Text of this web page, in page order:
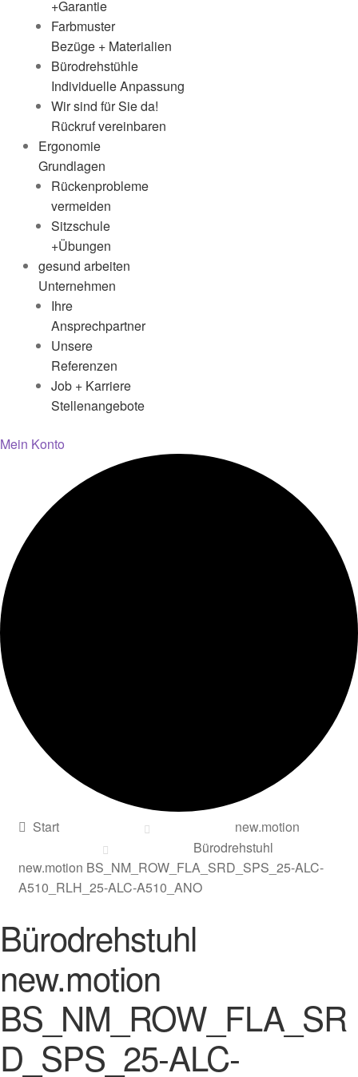
+Garantie
Farbmuster
Bezüge + Materialien
Bürodrehstühle
Individuelle Anpassung
Wir sind für Sie da!
Rückruf vereinbaren
Ergonomie
Grundlagen
Rückenprobleme
vermeiden
Sitzschule
+Übungen
gesund arbeiten
Unternehmen
Ihre
Ansprechpartner
Unsere
Referenzen
Job + Karriere
Stellenangebote
Mein Konto
Start
new.motion
Bürodrehstuhl
new.motion BS_NM_ROW_FLA_SRD_SPS_25-ALC-
A510_RLH_25-ALC-A510_ANO
Bürodrehstuhl
new.motion
BS_NM_ROW_FLA_SR
D_SPS_25-ALC-